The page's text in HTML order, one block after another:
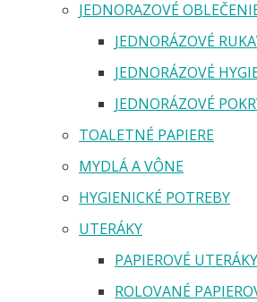
JEDNORAZOVÉ
JEDNORÁZOVÉ
JEDNORÁZOVÉ
JEDNORÁZOVÉ
TOALETNÉ PAPIERE
MYDLÁ A VÔNE
HYGIENICKÉ POTREBY
UTERÁKY
PAPIEROVÉ
ROLOVANÉ